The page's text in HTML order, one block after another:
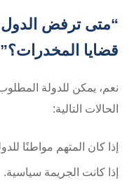
“متى ترفض الدول
قضايا المخدرات؟”
نعم، يمكن للدولة
الحالات التالية:
إذا كان المتهم مواطنًا
إذا كانت الجريمة سياسية.